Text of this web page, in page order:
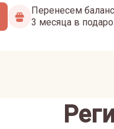
Перенесем
3 месяца в